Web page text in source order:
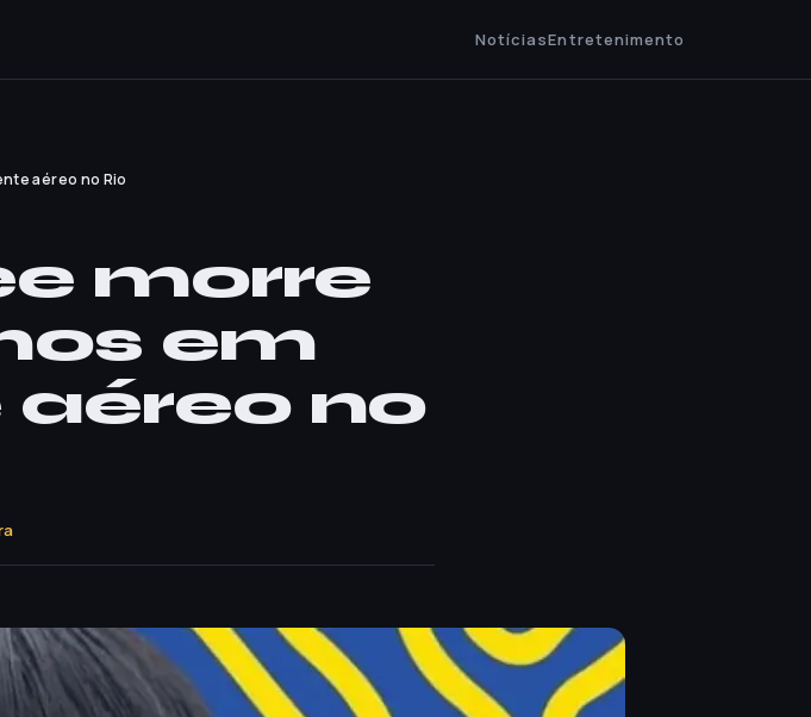
NotíciasEntretenimento
aéreo no Rio
morre
em
no